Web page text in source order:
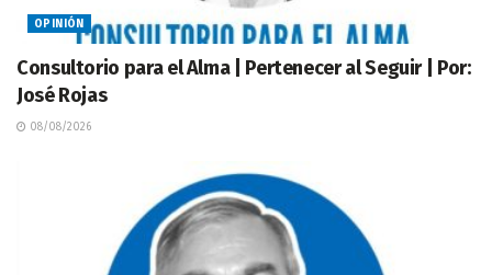
OPINIÓN
Consultorio para el Alma | Pertenecer al Seguir | Por:
José Rojas
08/08/2026